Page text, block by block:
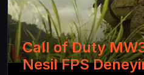
Call of Duty
Nesil FPS